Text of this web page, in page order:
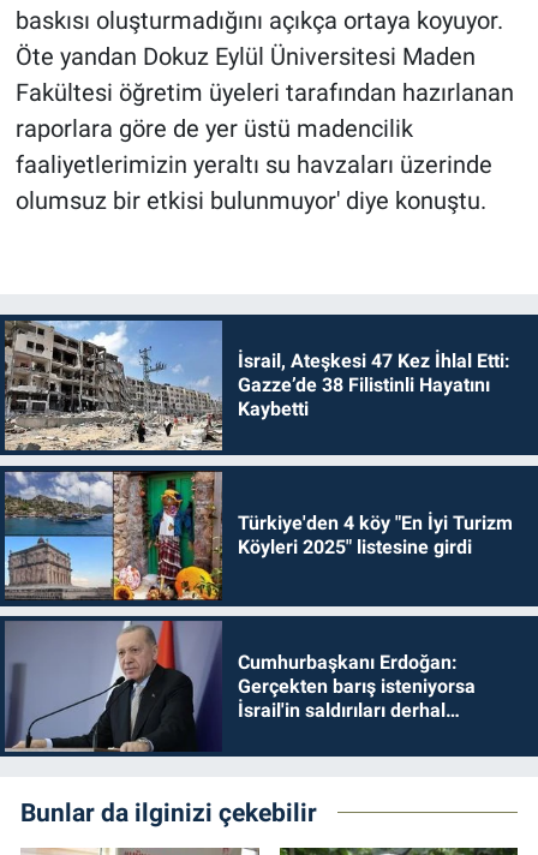
baskısı oluşturmadığını açıkça ortaya koyuyor.
Öte yandan Dokuz Eylül Üniversitesi Maden
Fakültesi öğretim üyeleri tarafından hazırlanan
raporlara göre de yer üstü madencilik
faaliyetlerimizin yeraltı su havzaları üzerinde
olumsuz bir etkisi bulunmuyor' diye konuştu.
İsrail, Ateşkesi 47 Kez İhlal Etti:
Gazze’de 38 Filistinli Hayatını
Kaybetti
Türkiye'den 4 köy "En İyi Turizm
Köyleri 2025" listesine girdi
Cumhurbaşkanı Erdoğan:
Gerçekten barış isteniyorsa
İsrail'in saldırıları derhal
Bunlar da ilginizi çekebilir